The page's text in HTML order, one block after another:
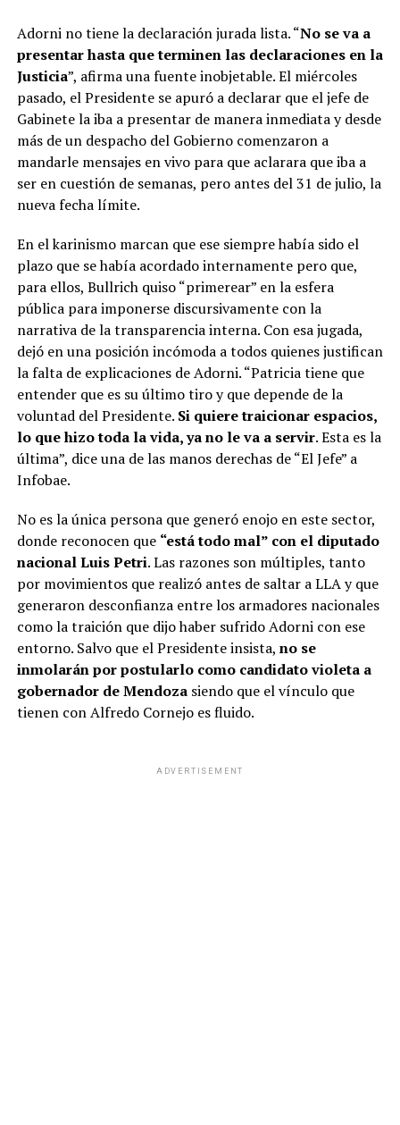
Adorni no tiene la declaración jurada lista. “No se va a
presentar hasta que terminen las declaraciones en la
Justicia”, afirma una fuente inobjetable. El miércoles
pasado, el Presidente se apuró a declarar que el jefe de
Gabinete la iba a presentar de manera inmediata y desde
más de un despacho del Gobierno comenzaron a
mandarle mensajes en vivo para que aclarara que iba a
ser en cuestión de semanas, pero antes del 31 de julio, la
nueva fecha límite.
En el karinismo marcan que ese siempre había sido el
plazo que se había acordado internamente pero que,
para ellos, Bullrich quiso “primerear” en la esfera
pública para imponerse discursivamente con la
narrativa de la transparencia interna. Con esa jugada,
dejó en una posición incómoda a todos quienes justifican
la falta de explicaciones de Adorni. “Patricia tiene que
entender que es su último tiro y que depende de la
voluntad del Presidente. Si quiere traicionar espacios,
lo que hizo toda la vida, ya no le va a servir. Esta es la
última”, dice una de las manos derechas de “El Jefe” a
Infobae.
No es la única persona que generó enojo en este sector,
donde reconocen que “está todo mal” con el diputado
nacional Luis Petri. Las razones son múltiples, tanto
por movimientos que realizó antes de saltar a LLA y que
generaron desconfianza entre los armadores nacionales
como la traición que dijo haber sufrido Adorni con ese
entorno. Salvo que el Presidente insista, no se
inmolarán por postularlo como candidato violeta a
gobernador de Mendozasiendo que el vínculo que
tienen con Alfredo Cornejo es fluido.
ADVERTISEMENT